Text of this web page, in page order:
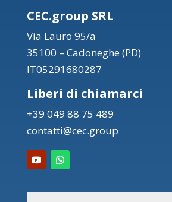
CEC.group SRL
Via Lauro 95/a
35100 – Cadoneghe (PD)
IT05291680287
Liberi di chiamarci
+39 049 88 75 489
contatti@cec.group